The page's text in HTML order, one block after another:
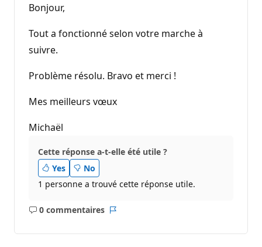
Bonjour,
Tout a fonctionné selon votre marche à
suivre.
Problème résolu. Bravo et merci !
Mes meilleurs vœux
Michaël
Cette réponse a-t-elle été utile ?
Yes
No
1 personne a trouvé cette réponse utile.
0 commentaires
Aucun